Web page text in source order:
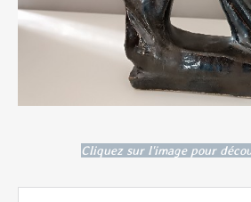
Cliquez sur l'image pour